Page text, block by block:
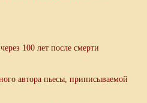
100 лет после смерти
автора пьесы, приписываемой